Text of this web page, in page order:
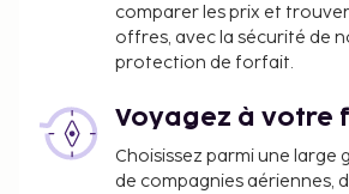
comparer les prix et
offres, avec la sécurité de
protection de forfait.
Voyagez à votre
Choisissez parmi une large
de compagnies aériennes,